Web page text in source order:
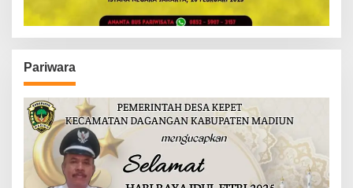
Pariwara